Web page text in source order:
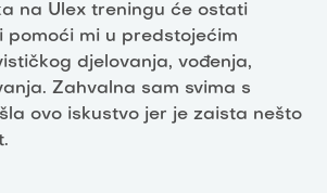
na Ulex treningu će ostati
pomoći mi u predstojećim
djelovanja, vođenja,
Zahvalna sam svima s
ovo iskustvo jer je zaista nešto